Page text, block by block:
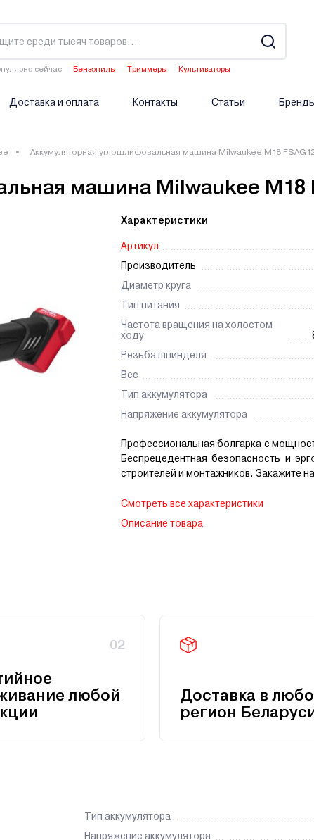
сейчас Бензопилы Триммеры
Культиваторы
Доставка и оплата Контакты Статьи
Аккумуляторная углошлифовальная машина Milwaukee M18
машина Milwaukee M18
Характеристики
Артикул
Производитель
Диаметр круга
Тип питания
Частота вращения на холостом
ходу
Резьба шпинделя
Вес
Тип аккумулятора
Напряжение аккумулятора
Профессиональная болгарка с
Беспрецедентная безопасность и
строителей и монтажников. Закажите
Смотреть все характеристики
Описание товара
02
любой
Доставка в
регион
Тип аккумулятора
Напряжение аккумулятора